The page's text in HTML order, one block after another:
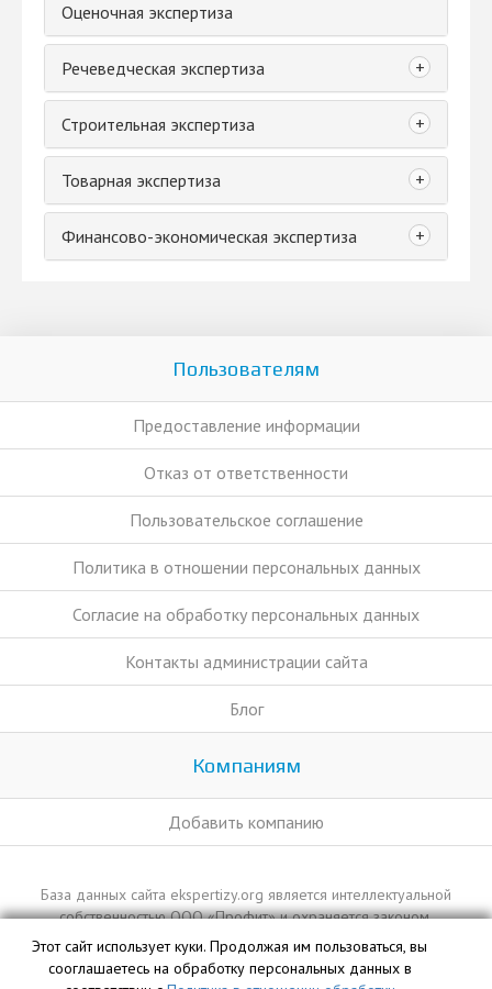
Оценочная экспертиза
Речеведческая экспертиза +
Строительная экспертиза +
Товарная экспертиза +
Финансово-экономическая экспертиза +
Пользователям
Предоставление информации
Отказ от ответственности
Пользовательское соглашение
Политика в отношении персональных данных
Согласие на обработку персональных данных
Контакты администрации сайта
Блог
Компаниям
Добавить компанию
База данных сайта ekspertizy.org является интеллектуальной
собственностью ООО «Профит» и охраняется законом.
Этот сайт использует куки. Продолжая им пользоваться, вы
сооглашаетесь на обработку персональных данных в